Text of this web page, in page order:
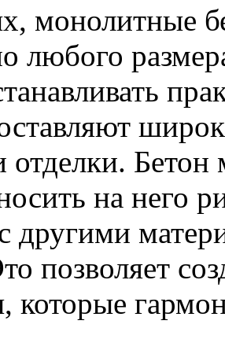
монолитные
любого
отделки.
на него
другими
позволяет
которые